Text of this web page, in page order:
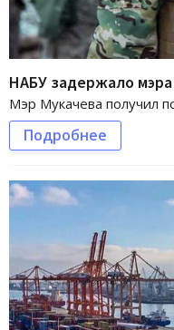
НАБУ задержало
Мэр Мукачева получил
Подробнее